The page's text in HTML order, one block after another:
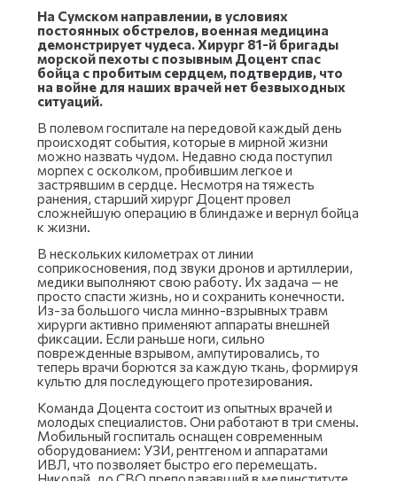
На Сумском направлении, в условиях
постоянных обстрелов, военная медицина
демонстрирует чудеса. Хирург 81-й бригады
морской пехоты с позывным Доцент спас
бойца с пробитым сердцем, подтвердив, что
на войне для наших врачей нет безвыходных
ситуаций.
В полевом госпитале на передовой каждый день
происходят события, которые в мирной жизни
можно назвать чудом. Недавно сюда поступил
морпех с осколком, пробившим легкое и
застрявшим в сердце. Несмотря на тяжесть
ранения, старший хирург Доцент провел
сложнейшую операцию в блиндаже и вернул бойца
к жизни.
В нескольких километрах от линии
соприкосновения, под звуки дронов и артиллерии,
медики выполняют свою работу. Их задача — не
просто спасти жизнь, но и сохранить конечности.
Из-за большого числа минно-взрывных травм
хирурги активно применяют аппараты внешней
фиксации. Если раньше ноги, сильно
поврежденные взрывом, ампутировались, то
теперь врачи борются за каждую ткань, формируя
культю для последующего протезирования.
Команда Доцента состоит из опытных врачей и
молодых специалистов. Они работают в три смены.
Мобильный госпиталь оснащен современным
оборудованием: УЗИ, рентгеном и аппаратами
ИВЛ, что позволяет быстро его перемещать.